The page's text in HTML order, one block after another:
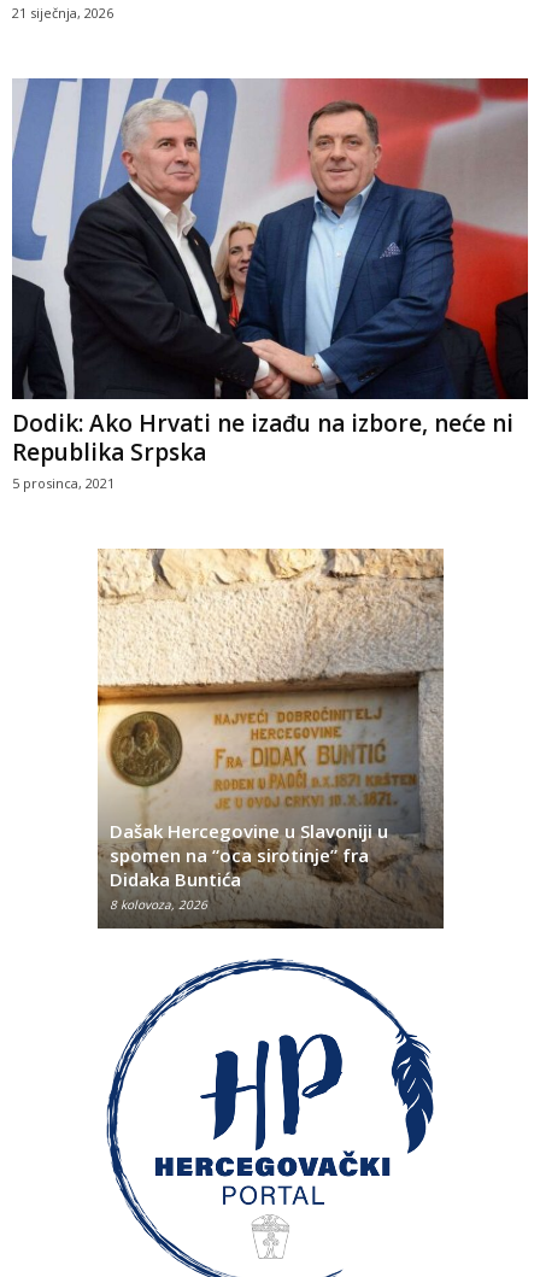
21 siječnja, 2026
Dodik: Ako Hrvati ne izađu na izbore, neće ni
Republika Srpska
5 prosinca, 2021
Dašak Hercegovine u Slavoniji u
spomen na “oca sirotinje” fra
Didaka Buntića
8 kolovoza, 2026